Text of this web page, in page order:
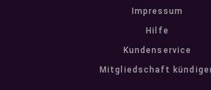
Impressum
Hilfe
Kundenservice
Mitgliedschaft